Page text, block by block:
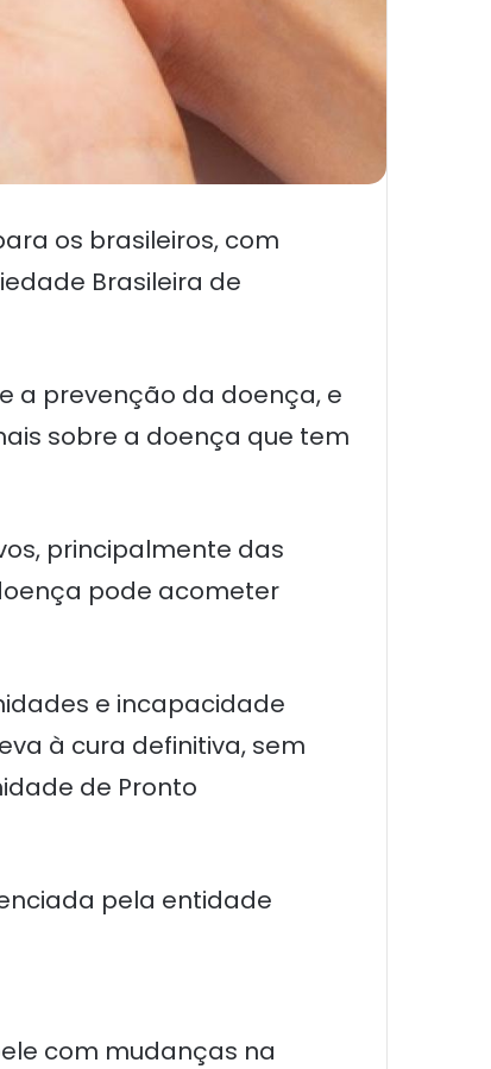
os brasileiros, com
Brasileira de
a prevenção da doença, e
sobre a doença que tem
principalmente das
pode acometer
e incapacidade
à cura definitiva, sem
de Pronto
pela entidade
com mudanças na